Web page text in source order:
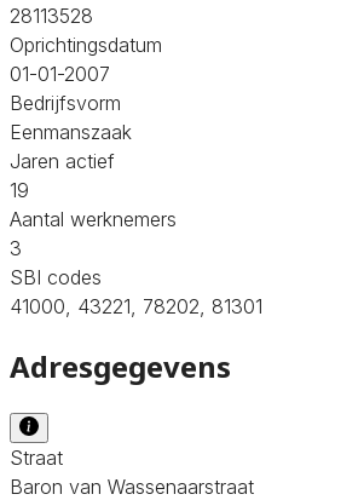
28113528
Oprichtingsdatum
01-01-2007
Bedrijfsvorm
Eenmanszaak
Jaren actief
19
Aantal werknemers
3
SBI codes
41000, 43221, 78202, 81301
Adresgegevens
Straat
Baron van Wassenaarstraat